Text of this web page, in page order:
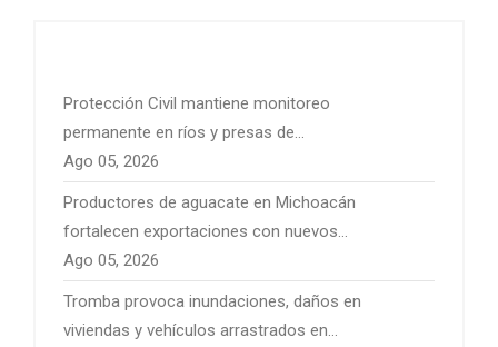
Protección Civil mantiene monitoreo
permanente en ríos y presas de
Michoacán por temporal de lluvias
Ago 05, 2026
Productores de aguacate en Michoacán
fortalecen exportaciones con nuevos
mercados internacionales
Ago 05, 2026
Tromba provoca inundaciones, daños en
viviendas y vehículos arrastrados en